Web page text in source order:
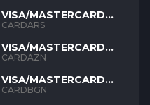
VISA/MASTERCARD
ARS
CARDARS
VISA/MASTERCARD
AZN
CARDAZN
VISA/MASTERCARD
BGN
CARDBGN